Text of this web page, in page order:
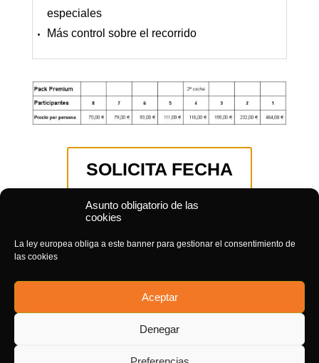
Asunto obligatorio de las
cookies
La ley europea obliga a este banner para gestionar el consentimiento de
las cookies
Aceptar
Denegar
especiales
Más control sobre el recorrido
SOLICITA FECHA